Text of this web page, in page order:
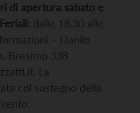
di apertura sabato e
Feriali: dalle 18.30 alle
– Danilo
Bresimo 338
La
col sostegno della